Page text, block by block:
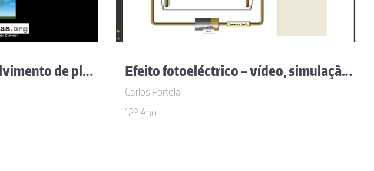
Simulador de desenvolvimento de plantas virtuais Efeito fotoeléctrico - vídeo, simulação e exploração didáctica
Carlos Portela
12º Ano